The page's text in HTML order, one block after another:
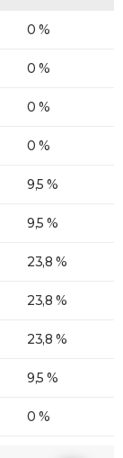
0 %
0 %
0 %
0 %
9,5 %
9,5 %
23,8 %
23,8 %
23,8 %
9,5 %
0 %